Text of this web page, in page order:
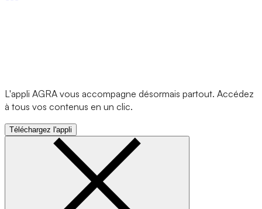
L'appli AGRA vous accompagne désormais partout. Accédez
à tous vos contenus en un clic.
Téléchargez l'appli